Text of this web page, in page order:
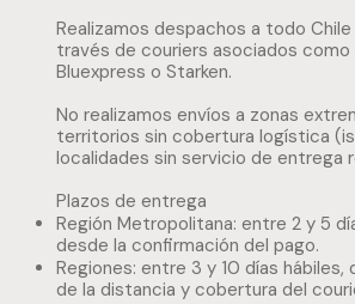
Realizamos despachos a todo
través de couriers asociados como
Bluexpress o Starken.
No realizamos envíos a zonas
territorios sin cobertura logística
localidades sin servicio de entrega
Plazos de entrega
Región Metropolitana: entre 2 y 5
desde la confirmación del pago.
Regiones: entre 3 y 10 días hábiles,
de la distancia y cobertura del